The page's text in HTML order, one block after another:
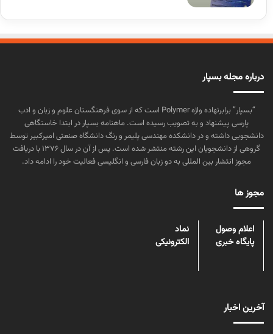
درباره مجله بسپار
“بسپار” برابرنهاده واژه Polymer است که از سوی فرهنگستان علوم و زبان و ادب
پارسی پیشنهاد و به تصویب رسیده است. ماهنامه بسپار در ابتدا خاستگاهی
دانشجویی داشته و در دانشکده مهندسی پلیمر و رنگ دانشگاه صنعتی امیرکبیر توسط
گروهی از دانشجویان این رشته منتشر شده است. پس از آن در سال ۱۳۷۶ با دریافت
مجوز انتشار بین المللی به دو زبان فارسی و انگلیسی فعالیت خود را ادامه داد.
مجوز ها
اعلام وصول
پایگاه خبری
نماد
الکترونیکی
آخرین اخبار